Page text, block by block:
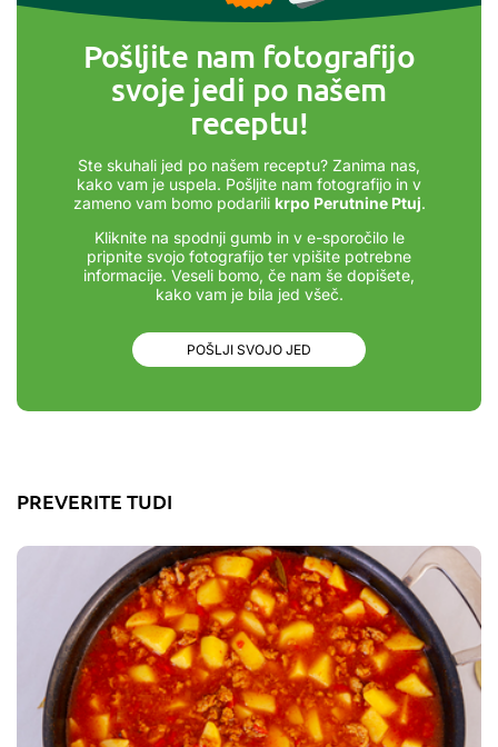
Pošljite nam fotografijo
svoje jedi po našem
receptu!
Ste skuhali jed po našem receptu? Zanima nas,
kako vam je uspela. Pošljite nam fotografijo in v
zameno vam bomo podarili krpo Perutnine Ptuj.
Kliknite na spodnji gumb in v e-sporočilo le
pripnite svojo fotografijo ter vpišite potrebne
informacije. Veseli bomo, če nam še dopišete,
kako vam je bila jed všeč.
POŠLJI SVOJO JED
PREVERITE TUDI